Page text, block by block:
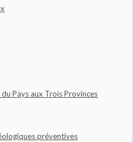
Pays aux Trois Provinces
préventives